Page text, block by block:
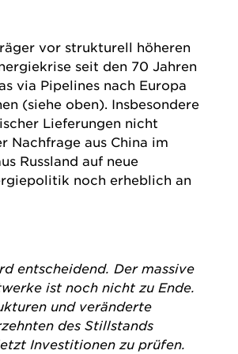
vor strukturell höheren
seit den 70 Jahren
via Pipelines nach Europa
(siehe oben). Insbesondere
Lieferungen nicht
Nachfrage aus China im
Russland auf neue
noch erheblich an
entscheidend. Der massive
ist noch nicht zu Ende.
und veränderte
des Stillstands
Investitionen zu prüfen.